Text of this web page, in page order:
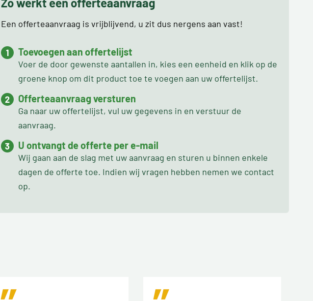
Een offerteaanvraag is vrijblijvend, u zit dus nergens aan vast!
Toevoegen aan offertelijst
Voer de door gewenste aantallen in, kies een eenheid en klik op de
groene knop om dit product toe te voegen aan uw offertelijst.
Offerteaanvraag versturen
Ga naar uw offertelijst, vul uw gegevens in en verstuur de
aanvraag.
U ontvangt de offerte per e-mail
Wij gaan aan de slag met uw aanvraag en sturen u binnen enkele
dagen de offerte toe. Indien wij vragen hebben nemen we contact
op.